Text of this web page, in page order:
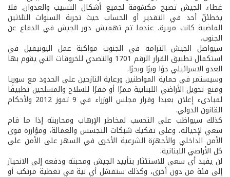
غطاء الجيش تصبح مكشوفة لجميع أشكال التسيب والعدوان. فلا
يخطئنّ أحد في التقدير أو الحساب حيث تجربة السنوات الثلاثين
الماضية كانت مريرة، عندما تم تهميش دور الجيش في الدفاع عن
الجنوب.
سيواصل الجيش التزامه في الجنوب مواكبة عمل اليونيفيل في
استكمال تطبيق القرار الرقم 1701 والتصدي للخروقات التي يقوم بها
العدو الاسرائيلي جوًا وبرًا وبحرًا.
وسيستمر في حماية المواطنين ورعاية النازحين على الحدود مع سوريا
ومنع تحويل الأراضي اللبنانية ممرًا أو مقرًا للسلاح والمسلحين تطبيقًا
لمبادىء إعلان بعبدا وقرار مجلس الوزراء في 9 تموز 2012 ولأحكام
القانون الدولي.
كذلك سيواظب على التحسب لمخاطر الإرهاب ومحاربته إذا ما قام
سعي لإحيائه، وعلى تفكيك شبكات التجسس والعمالة، ومؤازرة قوى
الأمن الداخلي والأجهزة الشرعية الأخرى في السهر على الأمن على
كل الأراضي اللبنانية.
لن يفيد أي سعي للاستئثار بتأييد الجيش ومحبته ودفعه إلى الانحياز
إلى فئة من دون أخرى، وكذلك ستفشل أي نية في تغطية مرتكب أو